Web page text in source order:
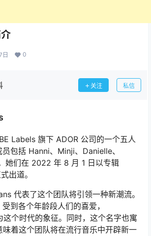
0
关注 私信
Labels 旗下 ADOR 公司的一个五人
包括 Hanni、Minji、Danielle、
她们在 2022 年 8 月 1 日以专辑
出道。
代表了这个团队将引领一种新潮流。
到各个年龄段人们的喜爱，
个时代的象征。同时，这个名字也寓
味着这个团队将在流行音乐中开辟新一